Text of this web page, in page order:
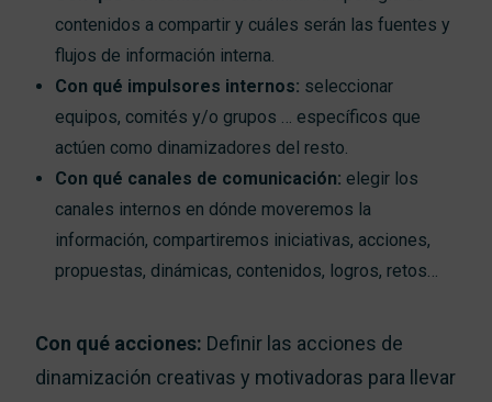
contenidos a compartir y cuáles serán las fuentes y
flujos de información interna.
Con qué impulsores internos: seleccionar
equipos, comités y/o grupos … específicos que
actúen como dinamizadores del resto.
Con qué canales de comunicación: elegir los
canales internos en dónde moveremos la
información, compartiremos iniciativas, acciones,
propuestas, dinámicas, contenidos, logros, retos…
Con qué acciones: Definir las acciones de
dinamización creativas y motivadoras para llevar